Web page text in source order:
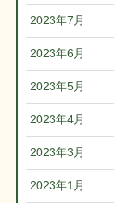
2023年7月
2023年6月
2023年5月
2023年4月
2023年3月
2023年1月